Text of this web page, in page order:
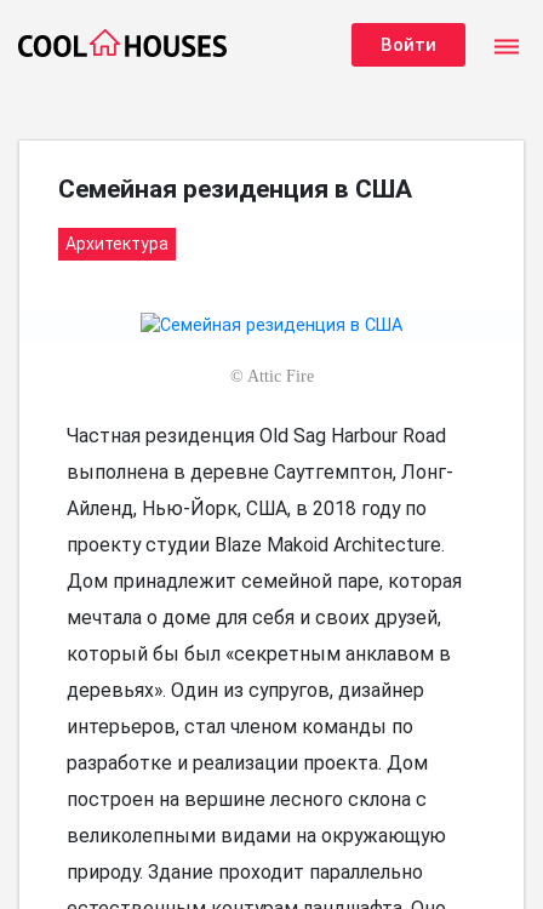
Войти dehaze
Семейная резиденция в США
Архитектура
© Attic Fire
Частная резиденция Old Sag Harbour Road
выполнена в деревне Саутгемптон, Лонг-
Айленд, Нью-Йорк, США, в 2018 году по
проекту студии Blaze Makoid Architecture.
Дом принадлежит семейной паре, которая
мечтала о доме для себя и своих друзей,
который бы был «секретным анклавом в
деревьях». Один из супругов, дизайнер
интерьеров, стал членом команды по
разработке и реализации проекта. Дом
построен на вершине лесного склона с
великолепными видами на окружающую
природу. Здание проходит параллельно